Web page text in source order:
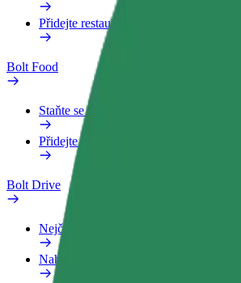
Přidejte restauraci nebo obchod
Bolt Food
Staňte se kurýrem
Přidejte restauraci nebo obchod
Bolt Drive
Nejčastější otázky
Nahlásit vozidlo